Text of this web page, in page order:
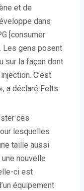
et de
dans
[consumer
Les gens posent
sur la façon dont
C’est
a déclaré Felts.
ces
lesquelles
taille aussi
nouvelle
ci est
équipement